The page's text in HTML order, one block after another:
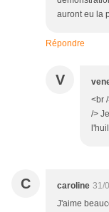
auront eu la
Répondre
V
<br
/>
C caroline 31/
J'aime